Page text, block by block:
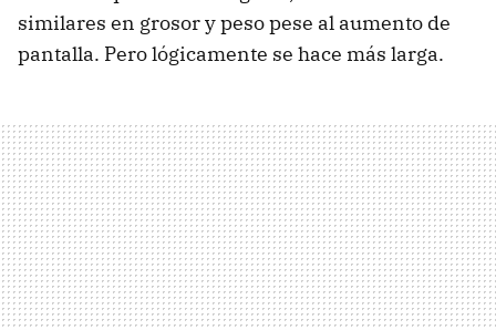
similares en grosor y peso pese al aumento de
pantalla. Pero lógicamente se hace más larga.